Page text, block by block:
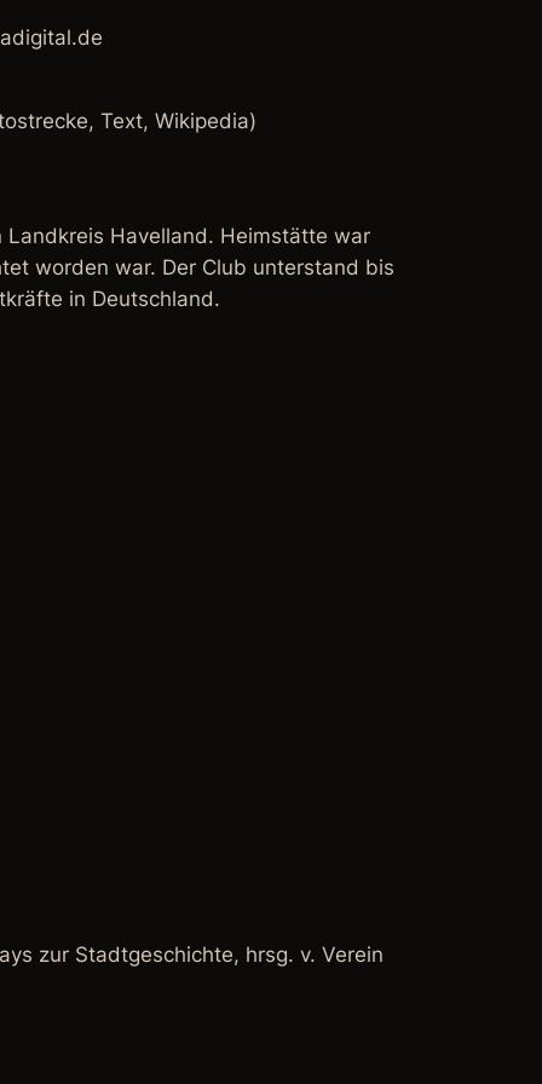
Text, Wikipedia)
Havelland. Heimstätte war
worden war. Der Club unterstand bis
in Deutschland.
zur Stadtgeschichte, hrsg. v. Verein